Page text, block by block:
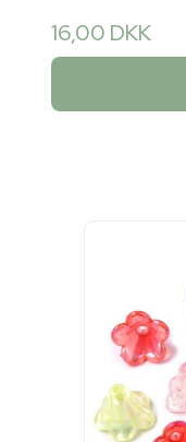
16,00 DKK